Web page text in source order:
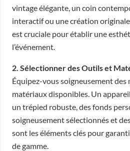
vintage élégante, un coin
interactif ou une création
est cruciale pour établir une
l’événement.
2. Sélectionner des Outils et
Équipez-vous soigneusement
matériaux disponibles. Un
un trépied robuste, des fonds
soigneusement sélectionnés et
sont les éléments clés pour
de gamme.